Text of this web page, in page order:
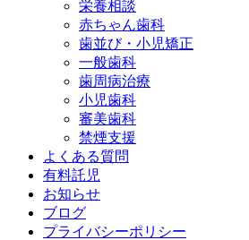
栄養相談
赤ちゃん歯科
歯並び・小児矯正
一般歯科
歯周病治療
小児歯科
審美歯科
禁煙支援
よくある質問
有料託児
お知らせ
ブログ
プライバシーポリシー